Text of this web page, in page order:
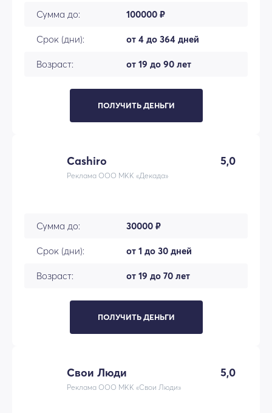
Сумма до: 100000 ₽
Срок (дни): от 4 до 364 дней
Возраст: от 19 до 90 лет
ПОЛУЧИТЬ ДЕНЬГИ
Cashiro 5,0
Реклама ООО МКК «Декада»
Сумма до: 30000 ₽
Срок (дни): от 1 до 30 дней
Возраст: от 19 до 70 лет
ПОЛУЧИТЬ ДЕНЬГИ
Свои Люди 5,0
Реклама ООО МКК «Свои Люди»